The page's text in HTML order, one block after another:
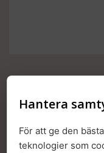
Hantera
För att ge den
teknologier som